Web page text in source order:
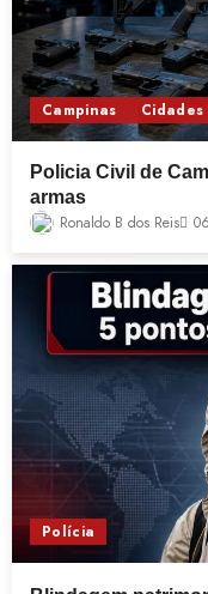
Campinas Cidades
Policia Civil de
armas
Ronaldo B dos Reis
Polícia